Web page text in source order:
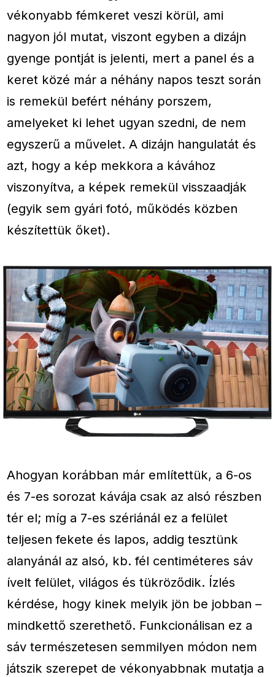
vékonyabb fémkeret veszi körül, ami
nagyon jól mutat, viszont egyben a dizájn
gyenge pontját is jelenti, mert a panel és a
keret közé már a néhány napos teszt során
is remekül befért néhány porszem,
amelyeket ki lehet ugyan szedni, de nem
egyszerű a művelet. A dizájn hangulatát és
azt, hogy a kép mekkora a kávához
viszonyítva, a képek remekül visszaadják
(egyik sem gyári fotó, működés közben
készítettük őket).
Ahogyan korábban már említettük, a 6-os
és 7-es sorozat kávája csak az alsó részben
tér el; míg a 7-es szériánál ez a felület
teljesen fekete és lapos, addig tesztünk
alanyánál az alsó, kb. fél centiméteres sáv
ívelt felület, világos és tükröződik. Ízlés
kérdése, hogy kinek melyik jön be jobban –
mindkettő szerethető. Funkcionálisan ez a
sáv természetesen semmilyen módon nem
játszik szerepet de vékonyabbnak mutatja a